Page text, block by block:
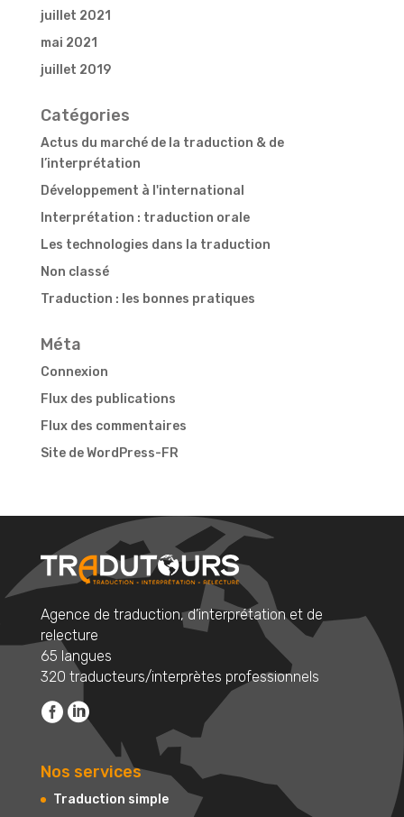
juillet 2021
mai 2021
juillet 2019
Catégories
Actus du marché de la traduction & de
l’interprétation
Développement à l'international
Interprétation : traduction orale
Les technologies dans la traduction
Non classé
Traduction : les bonnes pratiques
Méta
Connexion
Flux des publications
Flux des commentaires
Site de WordPress-FR
Agence de traduction, d’interprétation et de
relecture
65 langues
320 traducteurs/interprètes professionnels
Nos services
Traduction simple